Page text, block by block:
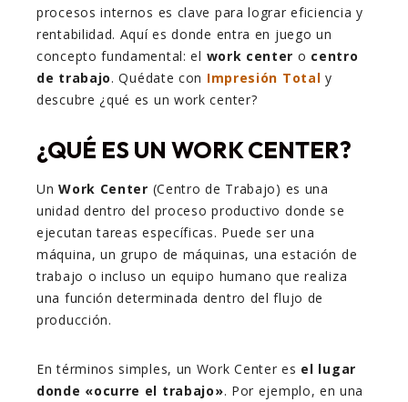
procesos internos es clave para lograr eficiencia y
rentabilidad. Aquí es donde entra en juego un
concepto fundamental: el work center o centro
de trabajo. Quédate con Impresión Total y
descubre ¿qué es un work center?
¿QUÉ ES UN WORK CENTER?
UnWork Center (Centro de Trabajo) es una
unidad dentro del proceso productivo donde se
ejecutan tareas específicas. Puede ser una
máquina, un grupo de máquinas, una estación de
trabajo o incluso un equipo humano que realiza
una función determinada dentro del flujo de
producción.
En términos simples, un Work Center es el lugar
donde «ocurre el trabajo». Por ejemplo, en una